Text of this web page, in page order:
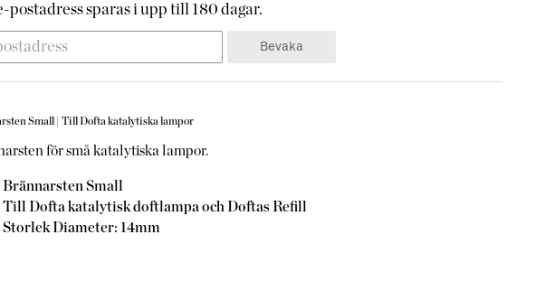
postadress sparas i upp till 180 dagar.
Bevaka
Small | Till Dofta katalytiska lampor
för små katalytiska lampor.
Brännarsten Small
Till Dofta katalytisk doftlampa och Doftas Refill
Storlek Diameter: 14mm